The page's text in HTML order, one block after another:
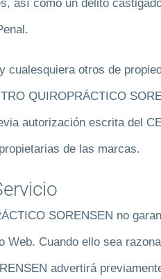
así como un delito
cualesquiera otros de
QUIROPRÁCTICO
autorización escrita del
de las marcas.
SORENSEN no
Web. Cuando ello sea
advertirá